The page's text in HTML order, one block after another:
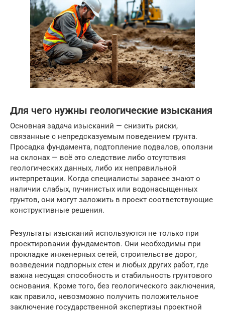
Для чего нужны геологические изыскания
Основная задача изысканий — снизить риски,
связанные с непредсказуемым поведением грунта.
Просадка фундамента, подтопление подвалов, оползни
на склонах — всё это следствие либо отсутствия
геологических данных, либо их неправильной
интерпретации. Когда специалисты заранее знают о
наличии слабых, пучинистых или водонасыщенных
грунтов, они могут заложить в проект соответствующие
конструктивные решения.
Результаты изысканий используются не только при
проектировании фундаментов. Они необходимы при
прокладке инженерных сетей, строительстве дорог,
возведении подпорных стен и любых других работ, где
важна несущая способность и стабильность грунтового
основания. Кроме того, без геологического заключения,
как правило, невозможно получить положительное
заключение государственной экспертизы проектной